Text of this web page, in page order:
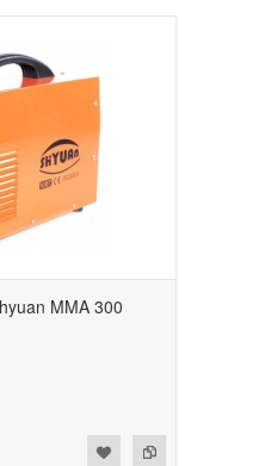
MMA 300